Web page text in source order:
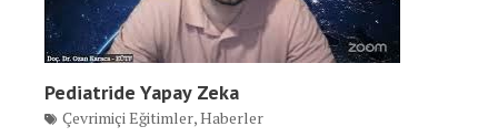
Pediatride Yapay Zeka
Çevrimiçi Eğitimler,Haberler